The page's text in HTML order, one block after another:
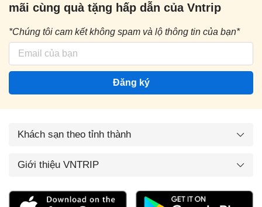
mãi cùng quà tặng hấp dẫn của Vntrip
*Chúng tôi cam kết không spam và lộ thông tin của bạn*
Đăng ký
Khách sạn theo tỉnh thành
Giới thiệu VNTRIP